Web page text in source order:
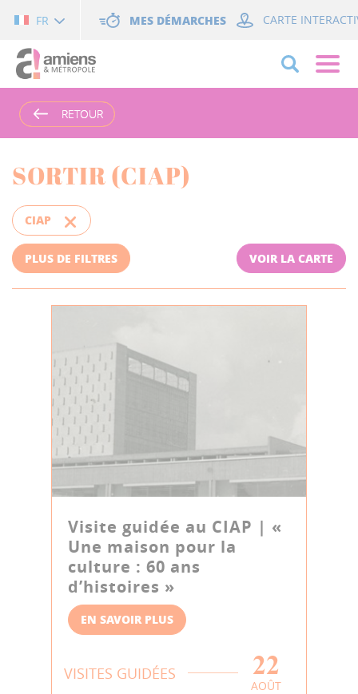
FR MES DÉMARCHES CARTE
RETOUR
RETOUR
SORTIR (CIAP)
CIAP
PLUS DE FILTRES VOIR LA CARTE
Visite guidée au CIAP | «
Une maison pour la
culture : 60 ans
d’histoires »
EN SAVOIR PLUS
VISITES GUIDÉES 22
AOÛT